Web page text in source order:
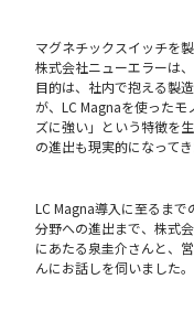
マグネチックスイッチを
株式会社ニューエラーは
目的は、社内で抱える製
が、LC Magnaを使った
ズに強い」という特徴を
の進出も現実的になってき
LC Magna導入に至るま
分野への進出まで、株式
にあたる泉圭介さんと、
んにお話しを伺いました。